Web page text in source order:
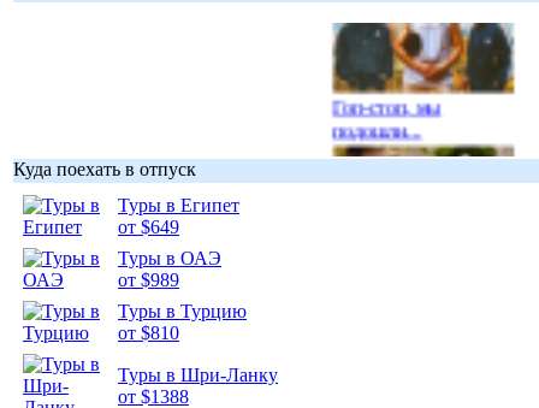
Гоп-стоп, мы
подошли...
Куда поехать в отпуск
Туры в Египет
от $649
Туры в ОАЭ
от $989
Туры в Турцию
от $810
Туры в Шри-Ланку
от $1388